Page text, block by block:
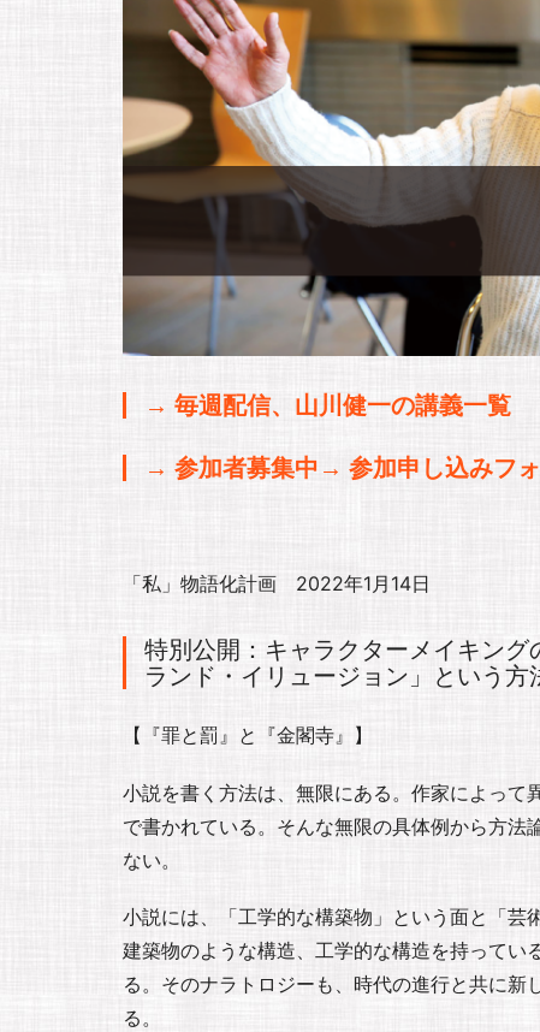
→ 毎週配信、山川健一の講義一覧
→ 参加者募集中→ 参加申し込みフ
「私」物語化計画 2022年1月14日
特別公開：キャラクターメイキン
ランド・イリュージョン」という
【『罪と罰』と『金閣寺』】
小説を書く方法は、無限にある。作家によっ
で書かれている。そんな無限の具体例から方
ない。
小説には、「工学的な構築物」という面と「芸
建築物のような構造、工学的な構造を持ってい
る。そのナラトロジーも、時代の進行と共に
る。